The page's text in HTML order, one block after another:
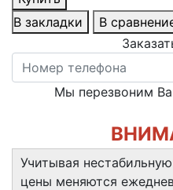
В закладки
В
Мы перезвоним
Учитывая
цены меняются